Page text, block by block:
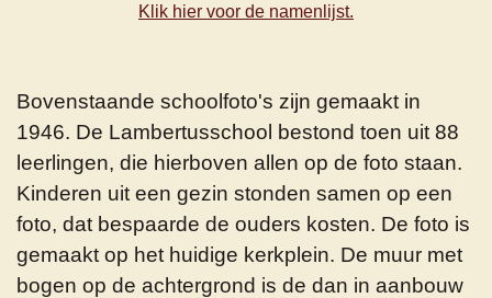
Klik hier voor de namenlijst.
Bovenstaande schoolfoto's zijn gemaakt in
1946. De Lambertusschool bestond toen uit 88
leerlingen, die hierboven allen op de foto staan.
Kinderen uit een gezin stonden samen op een
foto, dat bespaarde de ouders kosten. De foto is
gemaakt op het huidige kerkplein. De muur met
bogen op de achtergrond is de dan in aanbouw